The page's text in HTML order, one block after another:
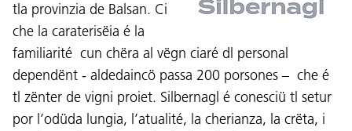
tla provinzia de Balsan. Ci
che la caraterisëia é la
familiarité cun chëra al vëgn ciaré dl personal
dependënt - aldedaincö passa 200 porsones – che é
tl zënter de vigni proiet. Silbernagl é conesciü tl setur
por l’odüda lungia, l’atualité, la cherianza, la crëta, i